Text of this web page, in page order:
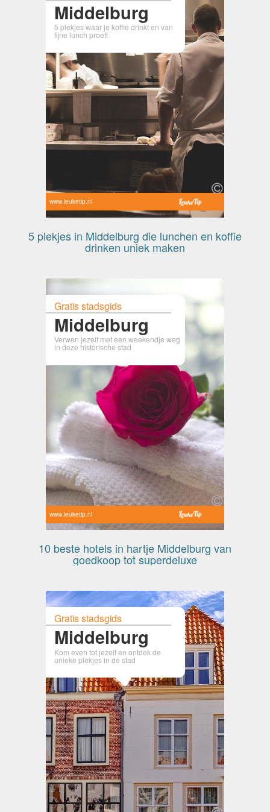
Middelburg
5 plekjes waar je koffie drinkt en van
fijne lunch proeft
www.leuketip.nl
5 plekjes in Middelburg die lunchen en koffie
drinken uniek maken
Gratis stadsgids
Middelburg
Verwen jezelf met een weekendje weg
in deze historische stad
www.leuketip.nl
10 beste hotels in hartje Middelburg van
goedkoop tot superdeluxe
Gratis stadsgids
Middelburg
Kom even tot jezelf en ontdek de
unieke plekjes in de stad